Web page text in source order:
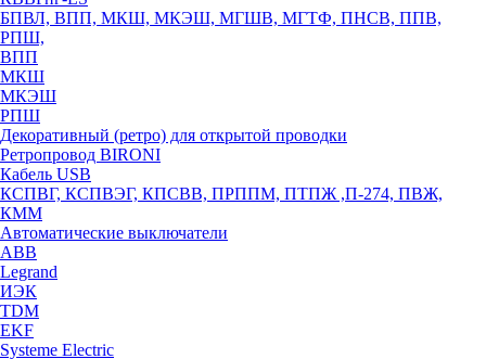
БПВЛ, ВПП, МКШ, МКЭШ, МГШВ, МГТФ, ПНСВ, ППВ,
РПШ,
ВПП
МКШ
МКЭШ
РПШ
Декоративный (ретро) для открытой проводки
Ретропровод BIRONI
Кабель USB
КСПВГ, КСПВЭГ, КПСВВ, ПРППМ, ПТПЖ ,П-274, ПВЖ,
КММ
Автоматические выключатели
ABB
Legrand
ИЭК
TDM
EKF
Systeme Electric